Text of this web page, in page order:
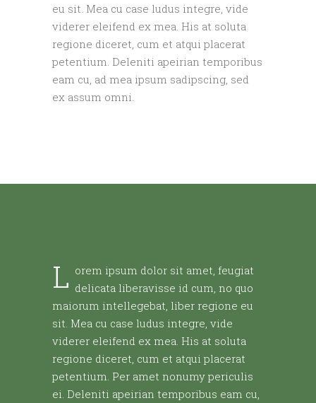
eu sit. Mea cu case ludus integre, vide
viderer eleifend ex mea. His at soluta
regione diceret, cum et atqui placerat
petentium. Deleniti apeirian temporibus
eam cu, ad mea ipsum sadipscing, sed
ex assum omni.
L orem ipsum dolor sit amet, feugiat
delicata liberavisse id cum, no quo
maiorum intellegebat, liber regione eu
sit. Mea cu case ludus integre, vide
viderer eleifend ex mea. His at soluta
regione diceret, cum et atqui placerat
petentium. Per amet nonumy periculis
ei. Deleniti apeirian temporibus eam cu,